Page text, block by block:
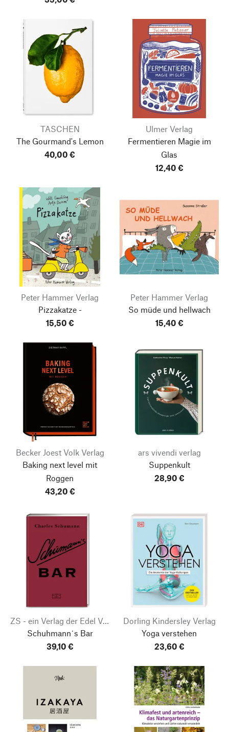
TASCHEN
The Gourmand's Lemon
40,00 €
Ulmer Verlag
Fermentieren Magie im
Glas
12,40 €
Peter Hammer Verlag
Pizzakatze -
15,50 €
Peter Hammer Verlag
So müde und hellwach
15,40 €
Becker Joest Volk Verlag
Baking next level mit
Roggen
43,20 €
ars vivendi verlag
Suppenkult
28,90 €
ZS - ein Verlag der Edel Verlagsgruppe
Schuhmann´s Bar
39,10 €
Dorling Kindersley Verlag
Yoga verstehen
23,60 €